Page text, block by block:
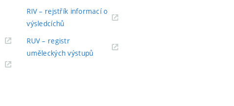
RIV – rejstřík informací o
výsledcíchů
RUV – registr
uměleckých výstupů